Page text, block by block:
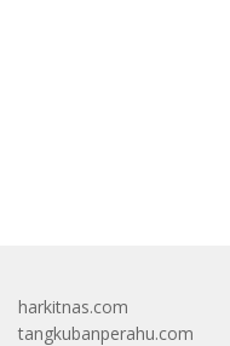
harkitnas.com
tangkubanperahu.com